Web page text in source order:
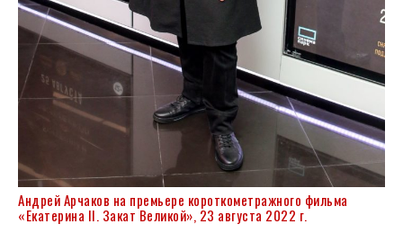
Андрей Арчаков на премьере короткометражного фильма
«Екатерина II. Закат Великой», 23 августа 2022 г.